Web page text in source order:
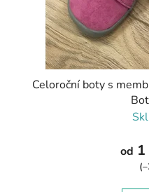
Celoroční boty s
od